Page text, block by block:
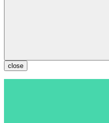
close